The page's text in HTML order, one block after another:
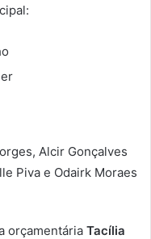
Alcir Gonçalves
Piva e Odairk Moraes
orçamentária Tacília